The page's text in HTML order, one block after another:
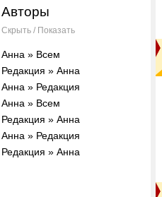
Авторы
Скрыть / Показать
Анна » Всем
Редакция » Анна
Анна » Редакция
Анна » Всем
Редакция » Анна
Анна » Редакция
Редакция » Анна